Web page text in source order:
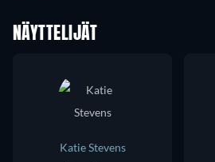
NÄYTTELIJÄT
Katie Stevens